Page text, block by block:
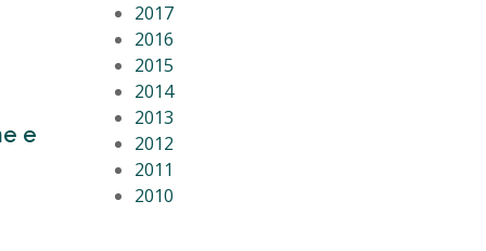
e
2017
2016
2015
2014
2013
2012
2011
2010